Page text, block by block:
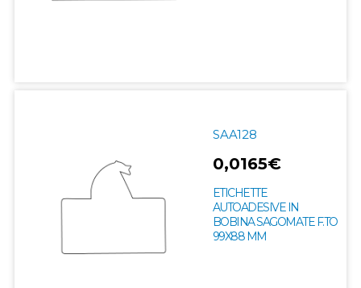
SAA128
0,0165€
ETICHETTE
AUTOADESIVE IN
BOBINA SAGOMATE F.TO
99X88 MM